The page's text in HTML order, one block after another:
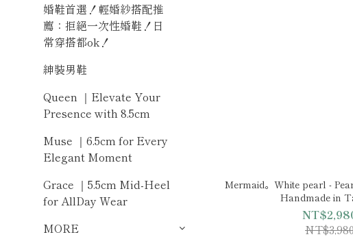
婚鞋首選！輕婚紗搭配推
薦：拒絕一次性婚鞋！日
常穿搭都ok！
紳裝男鞋
Queen ｜Elevate Your
Presence with 8.5cm
Muse ｜6.5cm for Every
Elegant Moment
Grace ｜5.5cm Mid-Heel
for AllDay Wear
MORE
Mermaid。White pearl -
Handmade in